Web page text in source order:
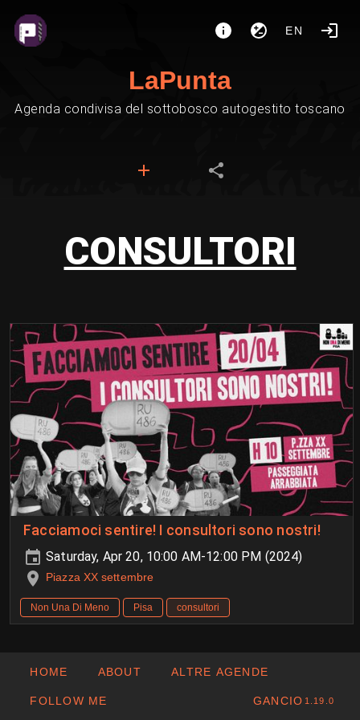
EN
LaPunta
Agenda condivisa del sottobosco autogestito toscano
CONSULTORI
Facciamoci sentire! I consultori sono nostri!
Saturday, Apr 20, 10:00 AM-12:00 PM (2024)
Piazza XX settembre
Non Una Di Meno Pisa consultori
HOME ABOUT ALTRE AGENDE
FOLLOW ME GANCIO 1.19.0